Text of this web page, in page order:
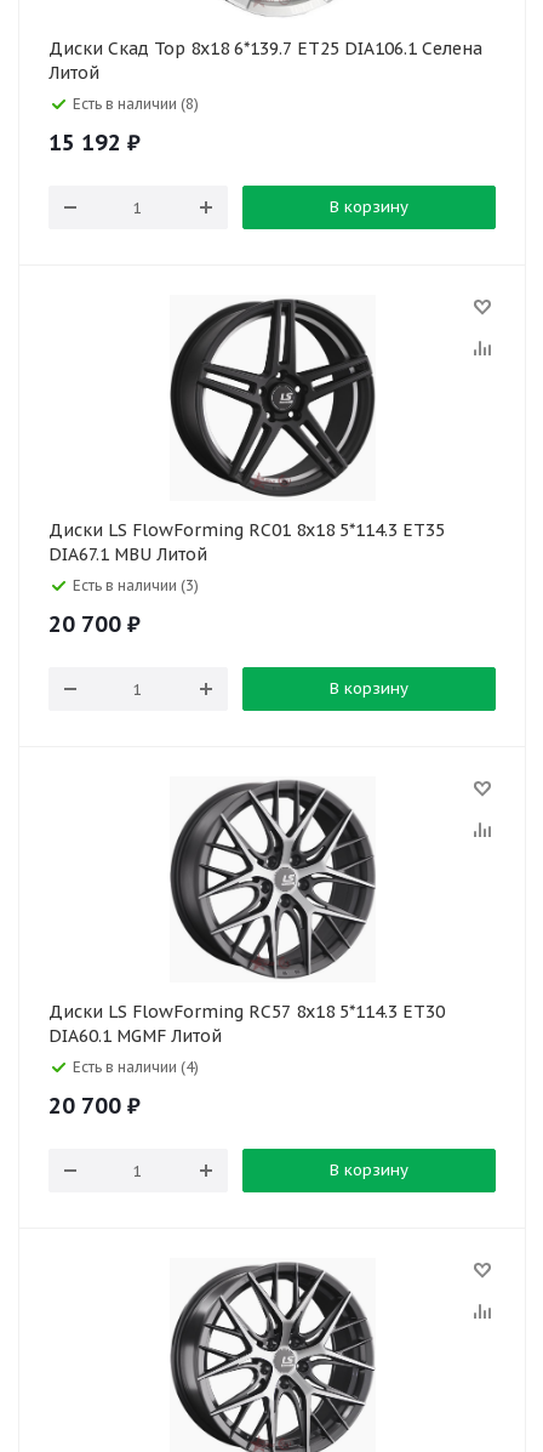
Диски Скад Тор 8x18 6*139.7 ET25 DIA106.1 Селена
Литой
Есть в наличии (8)
15 192 ₽
В корзину
Диски LS FlowForming RC01 8x18 5*114.3 ET35
DIA67.1 MBU Литой
Есть в наличии (3)
20 700 ₽
В корзину
Диски LS FlowForming RC57 8x18 5*114.3 ET30
DIA60.1 MGMF Литой
Есть в наличии (4)
20 700 ₽
В корзину